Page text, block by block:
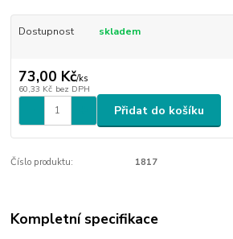
Dostupnost skladem
73,00 Kč/ks
60,33 Kč bez DPH
Přidat do košíku
Číslo produktu: 1817
Kompletní specifikace